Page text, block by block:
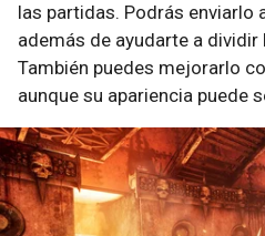
las partidas. Podrás enviarlo
además de ayudarte a
También puedes mejorarlo
aunque su apariencia puede